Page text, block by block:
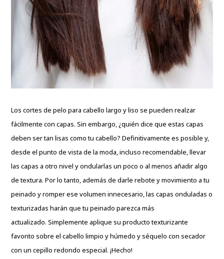
Los cortes de pelo para cabello largo y liso se pueden realzar
fácilmente con capas. Sin embargo, ¿quién dice que estas capas
deben ser tan lisas como tu cabello? Definitivamente es posible y,
desde el punto de vista de la moda, incluso recomendable, llevar
las capas a otro nivel y ondularlas un poco o al menos añadir algo
de textura. Por lo tanto, además de darle rebote y movimiento a tu
peinado y romper ese volumen innecesario, las capas onduladas o
texturizadas harán que tu peinado parezca más
actualizado. Simplemente aplique su producto texturizante
favorito sobre el cabello limpio y húmedo y séquelo con secador
con un cepillo redondo especial. ¡Hecho!